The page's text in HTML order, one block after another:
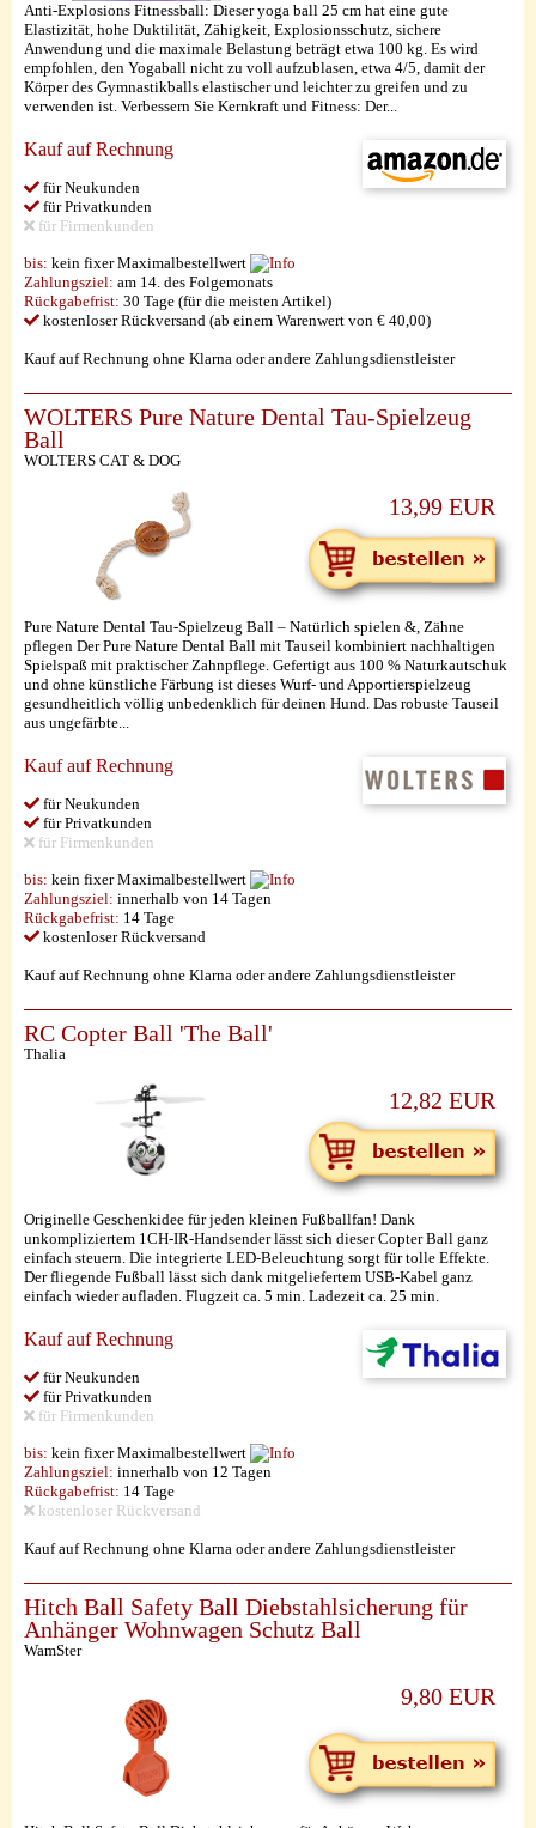
Anti-Explosions Fitnessball: Dieser yoga ball 25 cm hat eine gute
Elastizität, hohe Duktilität, Zähigkeit, Explosionsschutz, sichere
Anwendung und die maximale Belastung beträgt etwa 100 kg. Es wird
empfohlen, den Yogaball nicht zu voll aufzublasen, etwa 4/5, damit der
Körper des Gymnastikballs elastischer und leichter zu greifen und zu
verwenden ist. Verbessern Sie Kernkraft und Fitness: Der...
Kauf auf Rechnung
für Neukunden
für Privatkunden
für Firmenkunden
bis: kein fixer Maximalbestellwert
Zahlungsziel: am 14. des Folgemonats
Rückgabefrist: 30 Tage (für die meisten Artikel)
kostenloser Rückversand (ab einem Warenwert von € 40,00)
Kauf auf Rechnung ohne Klarna oder andere Zahlungsdienstleister
WOLTERS Pure Nature Dental Tau-Spielzeug
Ball
WOLTERS CAT & DOG
13,99 EUR
Pure Nature Dental Tau-Spielzeug Ball – Natürlich spielen &, Zähne
pflegen Der Pure Nature Dental Ball mit Tauseil kombiniert nachhaltigen
Spielspaß mit praktischer Zahnpflege. Gefertigt aus 100 % Naturkautschuk
und ohne künstliche Färbung ist dieses Wurf- und Apportierspielzeug
gesundheitlich völlig unbedenklich für deinen Hund. Das robuste Tauseil
aus ungefärbte...
Kauf auf Rechnung
für Neukunden
für Privatkunden
für Firmenkunden
bis: kein fixer Maximalbestellwert
Zahlungsziel: innerhalb von 14 Tagen
Rückgabefrist: 14 Tage
kostenloser Rückversand
Kauf auf Rechnung ohne Klarna oder andere Zahlungsdienstleister
RC Copter Ball 'The Ball'
Thalia
12,82 EUR
Originelle Geschenkidee für jeden kleinen Fußballfan! Dank
unkompliziertem 1CH-IR-Handsender lässt sich dieser Copter Ball ganz
einfach steuern. Die integrierte LED-Beleuchtung sorgt für tolle Effekte.
Der fliegende Fußball lässt sich dank mitgeliefertem USB-Kabel ganz
einfach wieder aufladen. Flugzeit ca. 5 min. Ladezeit ca. 25 min.
Kauf auf Rechnung
für Neukunden
für Privatkunden
für Firmenkunden
bis: kein fixer Maximalbestellwert
Zahlungsziel: innerhalb von 12 Tagen
Rückgabefrist: 14 Tage
kostenloser Rückversand
Kauf auf Rechnung ohne Klarna oder andere Zahlungsdienstleister
Hitch Ball Safety Ball Diebstahlsicherung für
Anhänger Wohnwagen Schutz Ball
WamSter
9,80 EUR